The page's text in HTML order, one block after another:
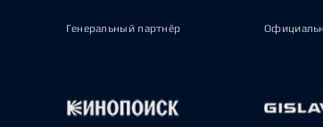
Генеральный партнёр